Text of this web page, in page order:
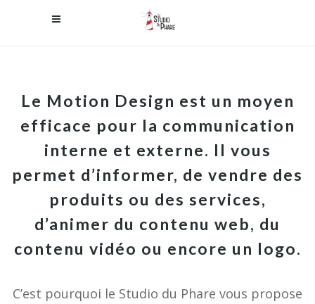
Le Motion Design est un moyen
efficace pour la communication
interne et externe. Il vous
permet d’informer, de vendre des
produits ou des services,
d’animer du contenu web, du
contenu vidéo ou encore un logo.
C’est pourquoi le Studio du Phare vous propose